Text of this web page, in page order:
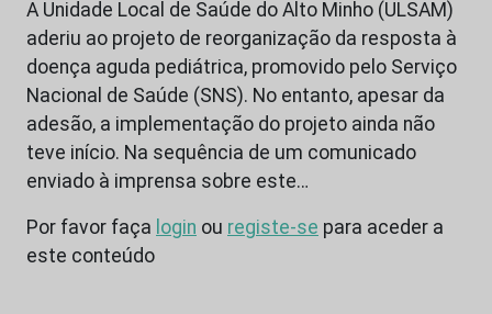
A Unidade Local de Saúde do Alto Minho (ULSAM)
aderiu ao projeto de reorganização da resposta à
doença aguda pediátrica, promovido pelo Serviço
Nacional de Saúde (SNS). No entanto, apesar da
adesão, a implementação do projeto ainda não
teve início. Na sequência de um comunicado
enviado à imprensa sobre este…
Por favor faça login ou registe-se para aceder a
este conteúdo